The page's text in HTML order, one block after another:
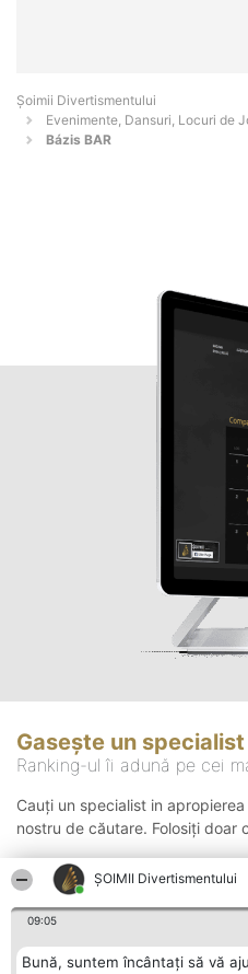
ŞOIMII Divertismentului
09:05
Bună, suntem încântați să vă
Şoimii Divertismentului
Evenimente, Dansuri, Locuri de
Bázis BAR
Gasește un specialist
Ranking-ul îi adună pe cei
Cauți un specialist in
nostru de căutare. Folosiți doar